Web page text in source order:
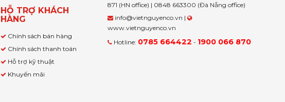
HỖ TRỢ KHÁCH
HÀNG
Chính sách bán hàng
Chính sách thanh toán
Hỗ trợ kỹ thuật
Khuyến mãi
871 (HN office) | 0848 663300 (Đà Nẵng office)
info@vietnguyenco.vn |
www.vietnguyenco.vn
Hotline: 0785 664422 - 1900 066 870